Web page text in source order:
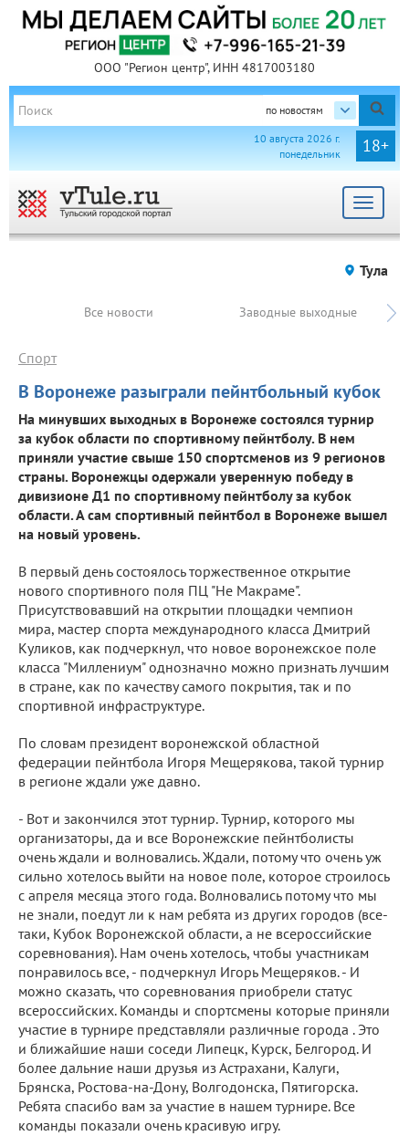
ООО "Регион центр", ИНН 4817003180
по новостям
18+
10 августа 2026 г.
понедельник
Toggle
Тула
Все новости Заводные выходные
В Воронеже разыграли пейнтбольный кубок
Спорт
На минувших выходных в Воронеже состоялся турнир
за кубок области по спортивному пейнтболу. В нем
приняли участие свыше 150 спортсменов из 9 регионов
страны. Воронежцы одержали уверенную победу в
дивизионе Д1 по спортивному пейнтболу за кубок
области. А сам спортивный пейнтбол в Воронеже вышел
на новый уровень.
В первый день состоялось торжественное открытие
нового спортивного поля ПЦ "Не Макраме".
Присутствовавший на открытии площадки чемпион
мира, мастер спорта международного класса Дмитрий
Куликов, как подчеркнул, что новое воронежское поле
класса "Миллениум" однозначно можно признать лучшим
в стране, как по качеству самого покрытия, так и по
спортивной инфраструктуре.
По словам президент воронежской областной
федерации пейнтбола Игоря Мещерякова, такой турнир
в регионе ждали уже давно.
- Вот и закончился этот турнир. Турнир, которого мы
организаторы, да и все Воронежские пейнтболисты
очень ждали и волновались. Ждали, потому что очень уж
сильно хотелось выйти на новое поле, которое строилось
с апреля месяца этого года. Волновались потому что мы
не знали, поедут ли к нам ребята из других городов (все-
таки, Кубок Воронежской области, а не всероссийские
соревнования). Нам очень хотелось, чтобы участникам
понравилось все, - подчеркнул Игорь Мещеряков. - И
можно сказать, что соревнования приобрели статус
всероссийских. Команды и спортсмены которые приняли
участие в турнире представляли различные города . Это
и ближайшие наши соседи Липецк, Курск, Белгород. И
более дальние наши друзья из Астрахани, Калуги,
Брянска, Ростова-на-Дону, Волгодонска, Пятигорска.
Ребята спасибо вам за участие в нашем турнире. Все
команды показали очень красивую игру.